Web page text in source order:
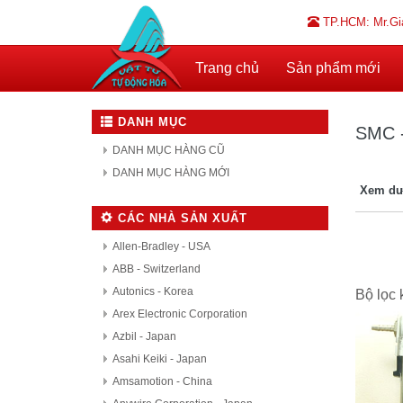
TP.HCM:
Trang chủ Sản phẩm mới
DANH MỤC
DANH MỤC HÀNG CŨ
DANH MỤC HÀNG MỚI
CÁC NHÀ SẢN XUẤT
Allen-Bradley - USA
ABB - Switzerland
Autonics - Korea
Arex Electronic Corporation
Azbil - Japan
Asahi Keiki - Japan
Amsamotion - China
SMC
Xem
Bộ lọc